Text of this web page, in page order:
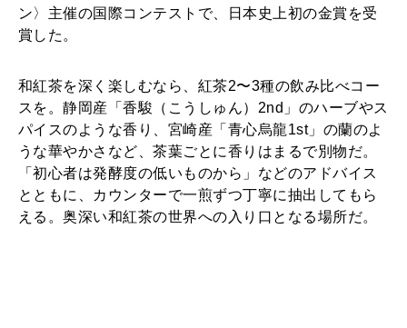
ン〉主催の国際コンテストで、日本史上初の金賞を受
賞した。
和紅茶を深く楽しむなら、紅茶2〜3種の飲み比べコー
スを。静岡産「香駿（こうしゅん）2nd」のハーブやス
パイスのような香り、宮崎産「青心烏龍1st」の蘭のよ
うな華やかさなど、茶葉ごとに香りはまるで別物だ。
「初心者は発酵度の低いものから」などのアドバイス
とともに、カウンターで一煎ずつ丁寧に抽出してもら
える。奥深い和紅茶の世界への入り口となる場所だ。